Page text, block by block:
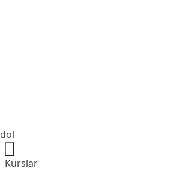
Kurslar